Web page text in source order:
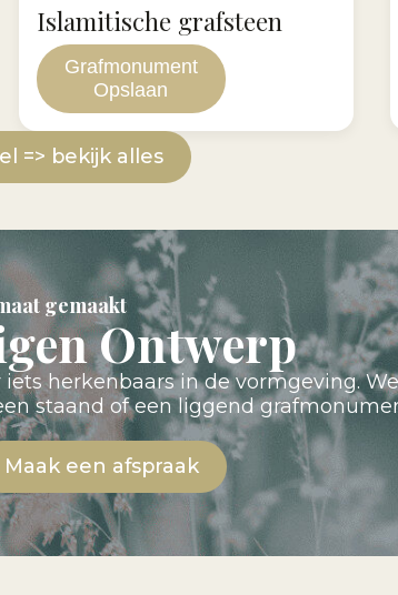
Grafmonument
Opslaan
Islamitische grafsteen
=> bekijk alles
gemaakt
Ontwerp
herkenbaars in de vormgeving.
staand of een liggend
Maak een afspraak